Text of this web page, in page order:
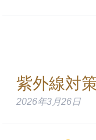
紫外線対
2026年3月26日